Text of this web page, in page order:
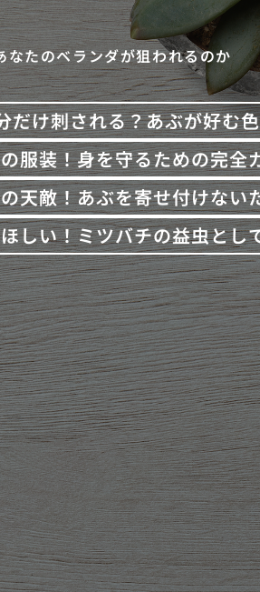
なたのベランダが狙われるのか
だけ刺される？あぶが好む
服装！身を守るための完全
天敵！あぶを寄せ付けない
しい！ミツバチの益虫とし